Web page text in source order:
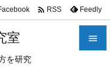
室
を研究

 RSS Feedly